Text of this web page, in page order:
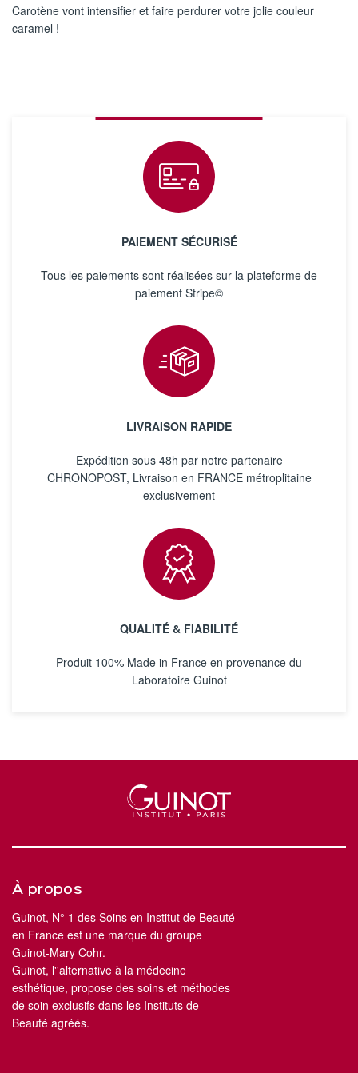
Carotène vont intensifier et faire perdurer votre jolie couleur
caramel !
PAIEMENT SÉCURISÉ
Tous les paiements sont réalisées sur la plateforme de
paiement Stripe©
LIVRAISON RAPIDE
Expédition sous 48h par notre partenaire
CHRONOPOST, Livraison en FRANCE métroplitaine
exclusivement
QUALITÉ & FIABILITÉ
Produit 100% Made in France en provenance du
Laboratoire Guinot
À propos
Guinot, N° 1 des Soins en Institut de Beauté
en France est une marque du groupe
Guinot-Mary Cohr.
Guinot, l''alternative à la médecine
esthétique, propose des soins et méthodes
de soin exclusifs dans les Instituts de
Beauté agréés.